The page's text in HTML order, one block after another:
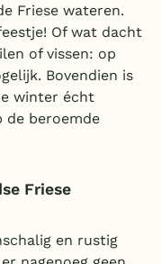
Friese wateren.
Of wat dacht
of vissen: op
Bovendien is
winter écht
de beroemde
Friese
en rustig